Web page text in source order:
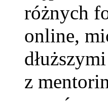
różnych
online,
z